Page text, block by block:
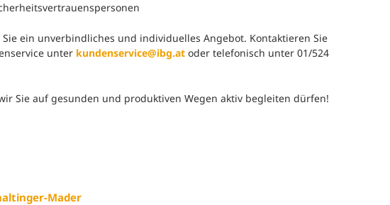
ein unverbindliches und individuelles Angebot. Kontaktieren Sie
unter kundenservice@ibg.at oder telefonisch unter 01/524
Sie auf gesunden und produktiven Wegen aktiv begleiten dürfen!
Mader